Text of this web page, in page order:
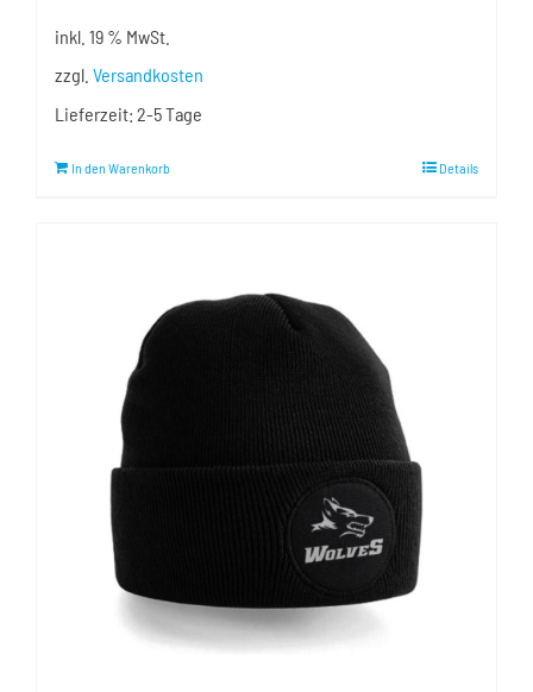
inkl. 19 % MwSt.
zzgl. Versandkosten
Lieferzeit: 2-5 Tage
In den Warenkorb Details